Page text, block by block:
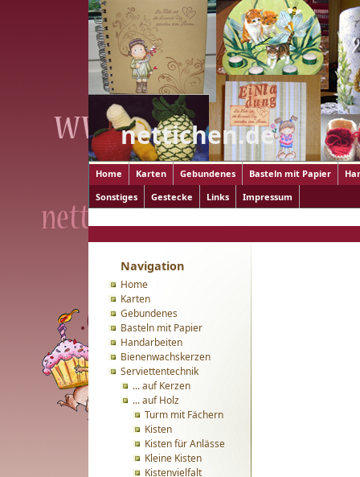
nettichen.de
Home Karten Gebundenes Basteln mit Papier
Sonstiges
Gestecke Links Impressum
Navigation
Home
Karten
Gebundenes
Basteln mit Papier
Handarbeiten
Bienenwachskerzen
Serviettentechnik
... auf Kerzen
... auf Holz
Turm mit Fächern
Kisten
Kisten für Anlässe
Kleine Kisten
Kistenvielfalt